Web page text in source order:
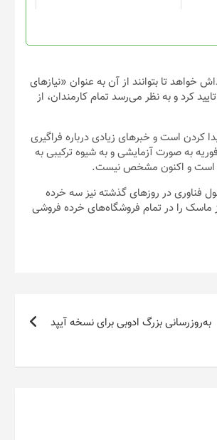
اعلام کرد که اپل به تمام کارمندان این شرکت مبلغ ۱۰۰۰ دلار پاداش خواهد تا بتوانند از آن به عنوان «نیازهای
اپل نیز پاداش ۱۰۰۰ دلاری این شرکت را تایید کرد و به نظر می‌رسد تمام کارمندان، از
کردن است و خبرهای زیادی درباره فراگیری
به صورت آزمایشی و به شیوه ترکیبی به
است و اکنون مشخص نیست.
به کرونا موقتا تعطیل شد و غول فناوری در روزهای گذشته نیز سه خرده
ماسک را در تمام فروشگاه‌های خرده فروشی
به‌روزرسانی بزرگ ادوبی برای نسخه آیپد